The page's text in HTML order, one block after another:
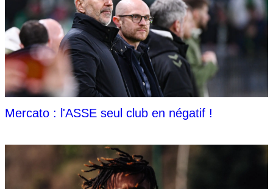
Mercato : l'ASSE seul club en négatif !